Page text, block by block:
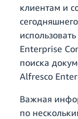
клиентам и
Enterprise
поиска
Alfresco
Важная
по